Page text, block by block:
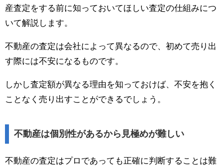
産査定をする前に知っておいてほしい査定の仕組みにつ
いて解説します。
不動産の査定は会社によって異なるので、初めて売り出
す際には不安になるものです。
しかし査定額が異なる理由を知っておけば、不安を抱く
ことなく売り出すことができるでしょう。
不動産は個別性があるから見極めが難しい
不動産の査定はプロであっても正確に判断することは難